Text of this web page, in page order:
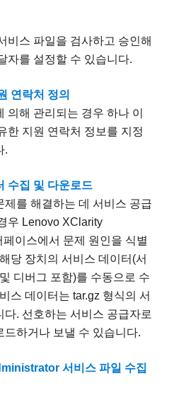
비스 파일을 검사하고 승인해
자를 설정할 수 있습니다.
연락처 정의
의해 관리되는 경우 하나 이
한 지원 연락처 정보를 지정
.
수집 및 다운로드
제를 해결하는 데 서비스 공급
우 Lenovo XClarity
페이스에서 문제 원인을 식별
당 장치의 서비스 데이터(서
디버그 포함)를 수동으로 수
스 데이터는 tar.gz 형식의 서
다. 선호하는 서비스 공급자로
드하거나 보낼 수 있습니다.
서비스 파일 수집